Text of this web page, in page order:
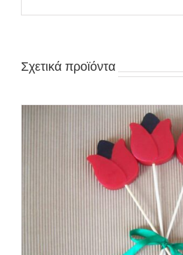
Σχετικά προϊόντα